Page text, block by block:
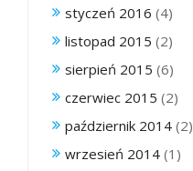
styczeń 2016 (4)
listopad 2015 (2)
sierpień 2015 (6)
czerwiec 2015 (2)
październik 2014 (2)
wrzesień 2014 (1)